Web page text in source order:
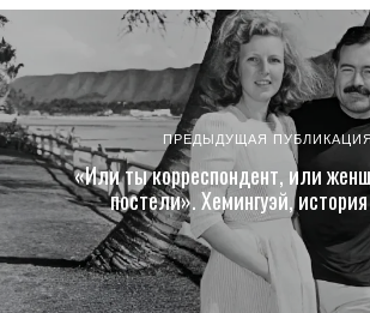
ПРЕДЫДУЩАЯ ПУБЛИКАЦИЯ
«Или ты корреспондент, или
постели». Хемингуэй,